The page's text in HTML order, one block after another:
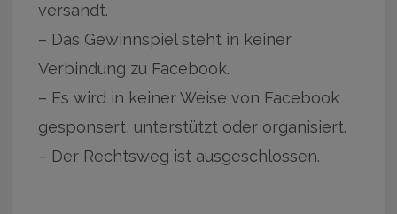
versandt.
– Das Gewinnspiel steht in keiner
Verbindung zu Facebook.
– Es wird in keiner Weise von Facebook
gesponsert, unterstützt oder organisiert.
– Der Rechtsweg ist ausgeschlossen.